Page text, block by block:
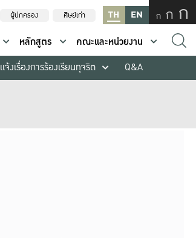
ผู้ปกครอง ศิษย์เก่า TH EN ก ก ก
หลักสูตร
คณะและหน่วยงาน
แจ้งเรื่องการร้องเรียนทุจริต Q&A